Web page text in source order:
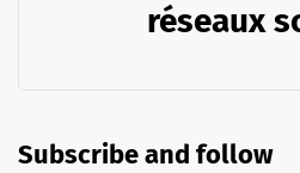
réseaux
Subscribe and follow